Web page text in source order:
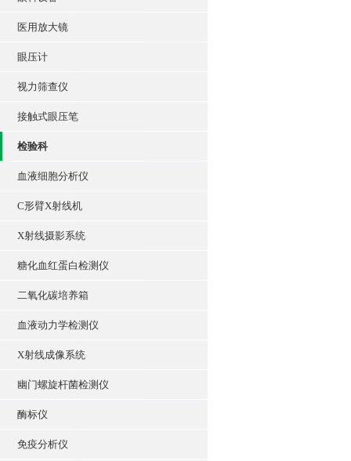
医用放大镜
眼压计
视力筛查仪
接触式眼压笔
检验科
血液细胞分析仪
C形臂X射线机
X射线摄影系统
糖化血红蛋白检测仪
二氧化碳培养箱
血液动力学检测仪
X射线成像系统
幽门螺旋杆菌检测仪
酶标仪
免疫分析仪